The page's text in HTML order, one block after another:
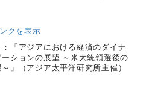
クを表示
「アジアにおける経済のダイナ
ションの展望 ～米大統領選後の
」（アジア太平洋研究所主催）